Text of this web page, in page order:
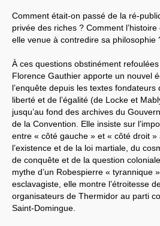
Comment était-on passé de la ré-
privée des riches ? Comment
elle venue à contredire sa philosophie
À ces questions obstinément refoulées
Florence Gauthier apporte un nouvel
l’enquête depuis les textes
liberté et de l’égalité (de Locke et
jusqu’au fond des archives du
de la Convention. Elle insiste sur
entre « côté gauche » et « côté droit »
l’existence et de la loi martiale, du
de conquête et de la question
mythe d’un Robespierre « tyrannique
esclavagiste, elle montre l’étroitesse
organisateurs de Thermidor au parti
Saint-Domingue.